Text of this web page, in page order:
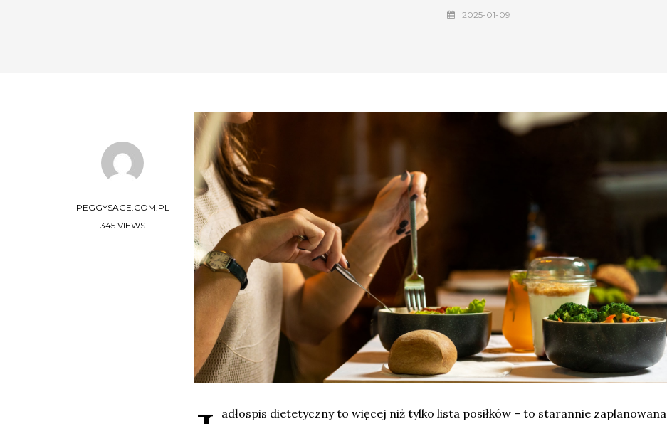
2025-01-09
PEGGYSAGE.COM.PL
345 VIEWS
adłospis dietetyczny to więcej niż tylko lista posiłków – to starannie zaplanowana